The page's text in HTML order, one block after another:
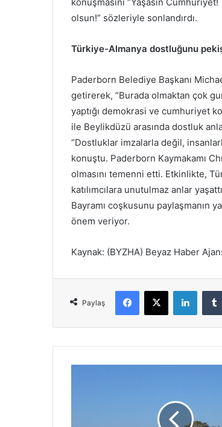
konuşmasını “Yaşasın
olsun!” sözleriyle sonlandırdı.
Türkiye-Almanya dostluğunu
Paderborn Belediye Başkanı
getirerek, “Burada olmaktan çok
yaptığı demokrasi ve cumhuriyet
ile Beylikdüzü arasında dostluk
“Dostluklar imzalarla değil,
konuştu. Paderborn Kaymakamı
olmasını temenni etti. Etkinlikte,
katılımcılara unutulmaz anlar
Bayramı coşkusunu paylaşmanın
önem veriyor.
Kaynak: (BYZHA) Beyaz Haber
Paylaş